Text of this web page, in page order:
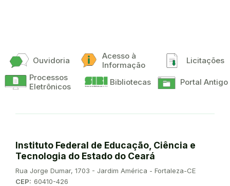
Ouvidoria
Acesso à
Informação
Licitações
Processos
Eletrônicos
Bibliotecas Portal Antigo
Instituto Federal de Educação, Ciência e
Tecnologia do Estado do Ceará
Endereço:
Rua Jorge Dumar, 1703 - Jardim América - Fortaleza-CE
CEP: 60410-426